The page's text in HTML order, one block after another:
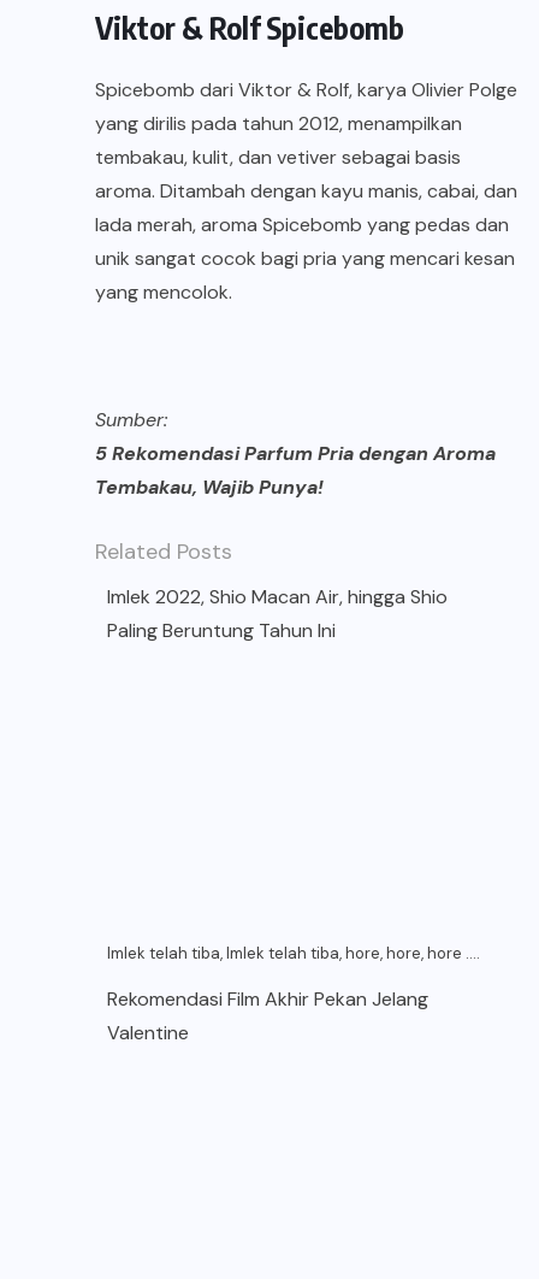
Viktor & Rolf Spicebomb
Spicebomb dari Viktor & Rolf, karya Olivier Polge
yang dirilis pada tahun 2012, menampilkan
tembakau, kulit, dan vetiver sebagai basis
aroma. Ditambah dengan kayu manis, cabai, dan
lada merah, aroma Spicebomb yang pedas dan
unik sangat cocok bagi pria yang mencari kesan
yang mencolok.
Sumber:
5 Rekomendasi Parfum Pria dengan Aroma
Tembakau, Wajib Punya!
Related Posts
Imlek 2022, Shio Macan Air, hingga Shio
Paling Beruntung Tahun Ini
Imlek telah tiba, Imlek telah tiba, hore, hore, hore ….
Rekomendasi Film Akhir Pekan Jelang
Valentine